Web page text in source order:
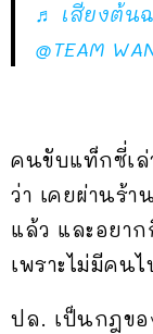
♬ เสียงต้น
@TEAM
คนขับแท็กซี่เล่
ว่า เคยผ่านร้า
แล้ว และอยา
เพราะไม่มีคน
ปล. เป็นกฎข